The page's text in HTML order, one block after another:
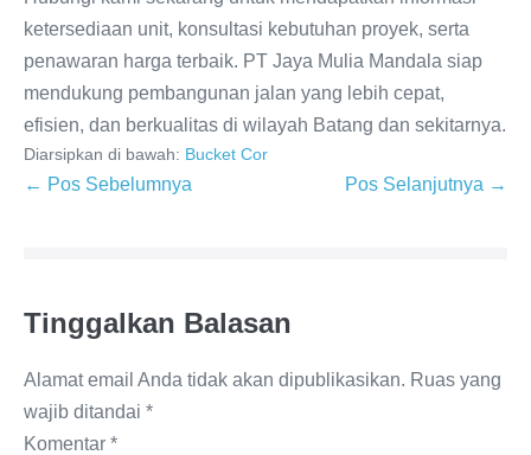
ketersediaan unit, konsultasi kebutuhan proyek, serta
penawaran harga terbaik. PT Jaya Mulia Mandala siap
mendukung pembangunan jalan yang lebih cepat,
efisien, dan berkualitas di wilayah Batang dan sekitarnya.
Diarsipkan di bawah: Bucket Cor
← Pos Sebelumnya Pos Selanjutnya →
Tinggalkan Balasan
Alamat email Anda tidak akan dipublikasikan. Ruas yang
wajib ditandai *
Komentar *